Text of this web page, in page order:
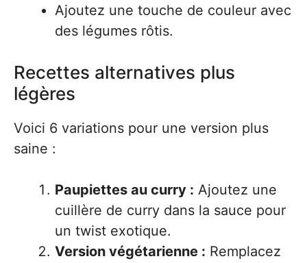
Ajoutez une touche de couleur avec
des légumes rôtis.
Recettes alternatives plus
légères
Voici 6 variations pour une version plus
saine :
Paupiettes au curry : Ajoutez une
cuillère de curry dans la sauce pour
un twist exotique.
Version végétarienne : Remplacez